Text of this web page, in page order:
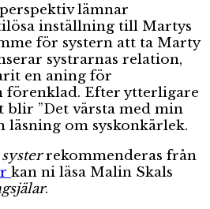
lämnar
inställning till Martys
för systern att ta Marty
systrarnas relation,
en aning för
förenklad. Efter ytterligare
blir ”Det värsta med min
läsning om syskonkärlek.
rekommenderas från
kan ni läsa Malin Skals
.